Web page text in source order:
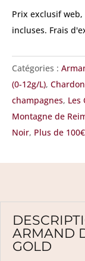
Gold
Prix exclusif
incluses. Frais
Catégories :
(0-12g/L),
champagnes, Les
Montagne de
Noir, Plus de 100€
ARMAND
GOLD